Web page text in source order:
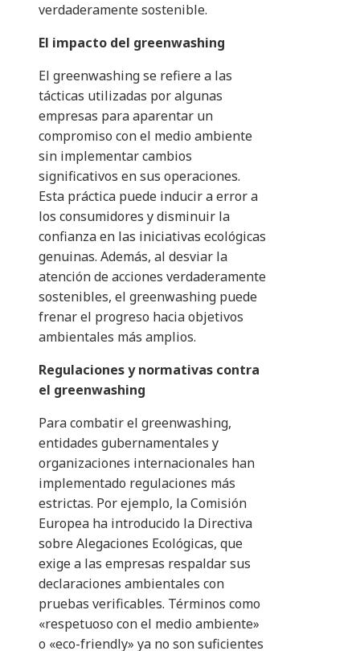
verdaderamente sostenible.​
El impacto del greenwashing
El greenwashing se refiere a las
tácticas utilizadas por algunas
empresas para aparentar un
compromiso con el medio ambiente
sin implementar cambios
significativos en sus operaciones.
Esta práctica puede inducir a error a
los consumidores y disminuir la
confianza en las iniciativas ecológicas
genuinas. Además, al desviar la
atención de acciones verdaderamente
sostenibles, el greenwashing puede
frenar el progreso hacia objetivos
ambientales más amplios.​
Regulaciones y normativas contra
el greenwashing
Para combatir el greenwashing,
entidades gubernamentales y
organizaciones internacionales han
implementado regulaciones más
estrictas. Por ejemplo, la Comisión
Europea ha introducido la Directiva
sobre Alegaciones Ecológicas, que
exige a las empresas respaldar sus
declaraciones ambientales con
pruebas verificables. Términos como
«respetuoso con el medio ambiente»
o «eco-friendly» ya no son suficientes